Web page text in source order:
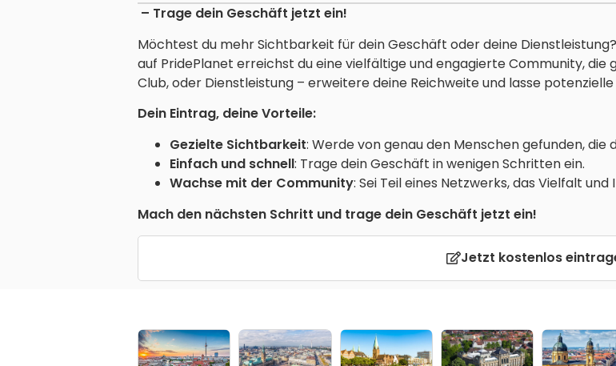
– Trage dein Geschäft jetzt ein!
Möchtest du mehr Sichtbarkeit für dein Geschäft oder deine
auf PridePlanet erreichst du eine vielfältige und engagierte Community, die
Club, oder Dienstleistung – erweitere deine Reichweite und lasse
Dein Eintrag, deine Vorteile:
Gezielte Sichtbarkeit: Werde von genau den Menschen gefunden, die
Einfach und schnell: Trage dein Geschäft in wenigen Schritten ein.
Wachse mit der Community: Sei Teil eines Netzwerks, das Vielfalt und
Mach den nächsten Schritt und trage dein Geschäft jetzt ein!
Jetzt kostenlos